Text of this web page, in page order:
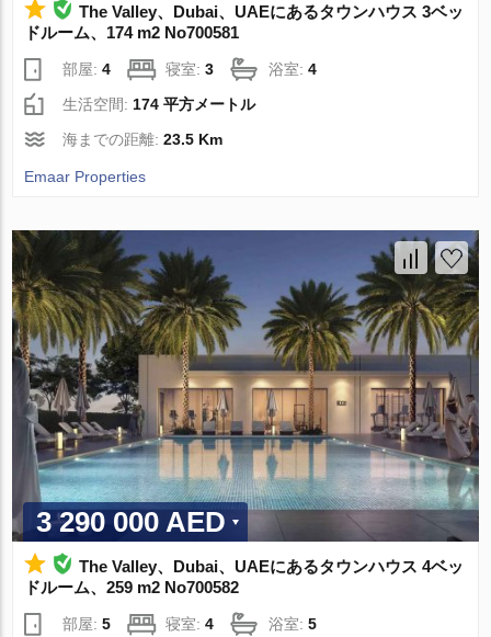
The Valley、Dubai、UAEにあるタウンハウス 3ベッ
ドルーム、174 m2 No700581
部屋:4 寝室:3 浴室:4
生活空間: 174 平方メートル
海までの距離:23.5 Km
Emaar Properties
3 290 000 AED
The Valley、Dubai、UAEにあるタウンハウス 4ベッ
ドルーム、259 m2 No700582
部屋:5 寝室:4 浴室:5